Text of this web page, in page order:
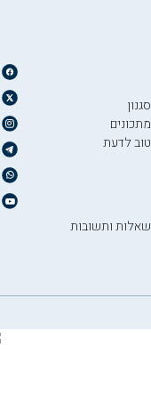
סגנון
מתכונים
טוב לדעת
שאלות ותשובות